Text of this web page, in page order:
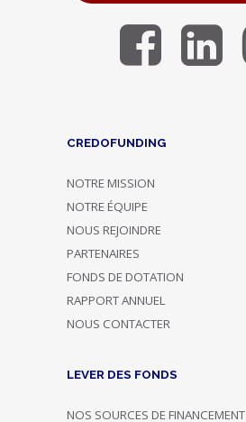
CREDOFUNDING
NOTRE MISSION
NOTRE ÉQUIPE
NOUS REJOINDRE
PARTENAIRES
FONDS DE DOTATION
RAPPORT ANNUEL
NOUS CONTACTER
LEVER DES FONDS
NOS SOURCES DE FINANCEMENT